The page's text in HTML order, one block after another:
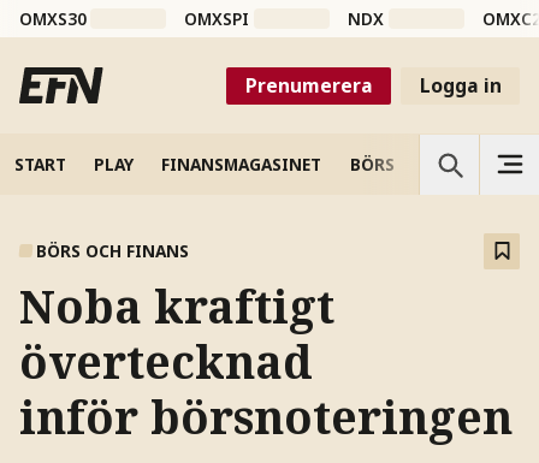
OMXS30 OMXSPI NDX
Prenumerera Logga in
START PLAY FINANSMAGASINET BÖRS VETENSKAP
BÖRS OCH FINANS
Noba kraftigt
övertecknad
inför börsnoteringen